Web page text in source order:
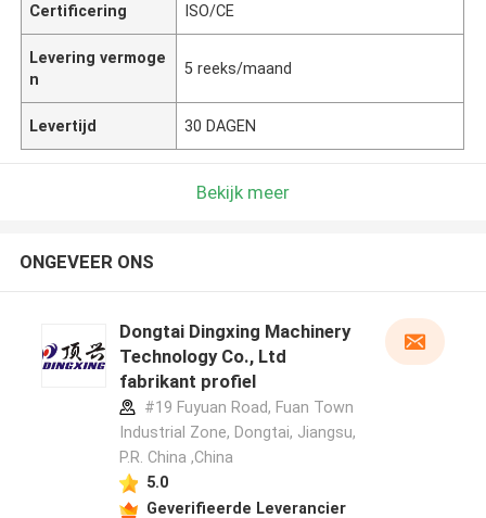
Certificering ISO/CE
Levering vermoge
n
5 reeks/maand
Levertijd 30 DAGEN
Bekijk meer
ONGEVEER ONS
Dongtai Dingxing Machinery
Technology Co., Ltd
fabrikant profiel
#19 Fuyuan Road, Fuan Town
Industrial Zone, Dongtai, Jiangsu,
P.R. China ,China
5.0
Geverifieerde Leverancier